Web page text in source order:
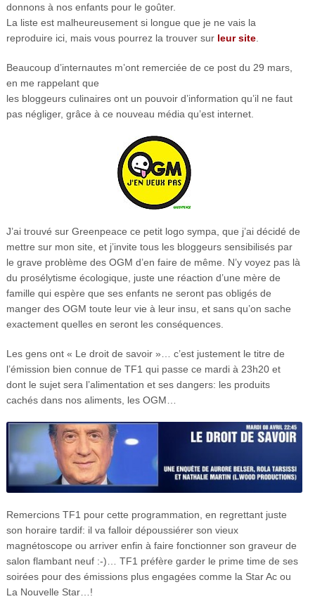
donnons à nos enfants pour le goûter.
La liste est malheureusement si longue que je ne vais la
reproduire ici, mais vous pourrez la trouver sur leur site.
Beaucoup d’internautes m’ont remerciée de ce post du 29 mars,
en me rappelant que
les bloggeurs culinaires ont un pouvoir d’information qu’il ne faut
pas négliger, grâce à ce nouveau média qu’est internet.
J’ai trouvé sur Greenpeace ce petit logo sympa, que j’ai décidé de
mettre sur mon site, et j’invite tous les bloggeurs sensibilisés par
le grave problème des OGM d’en faire de même. N’y voyez pas là
du prosélytisme écologique, juste une réaction d’une mère de
famille qui espère que ses enfants ne seront pas obligés de
manger des OGM toute leur vie à leur insu, et sans qu’on sache
exactement quelles en seront les conséquences.
Les gens ont « Le droit de savoir »… c’est justement le titre de
l’émission bien connue de TF1 qui passe ce mardi à 23h20 et
dont le sujet sera l’alimentation et ses dangers: les produits
cachés dans nos aliments, les OGM…
Remercions TF1 pour cette programmation, en regrettant juste
son horaire tardif: il va falloir dépoussiérer son vieux
magnétoscope ou arriver enfin à faire fonctionner son graveur de
salon flambant neuf :-)… TF1 préfère garder le prime time de ses
soirées pour des émissions plus engagées comme la Star Ac ou
La Nouvelle Star…!